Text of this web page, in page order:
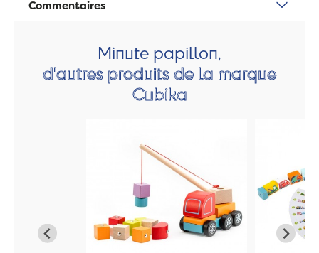
Commentaires
Minute papillon,
d'autres produits de la marque
Cubika